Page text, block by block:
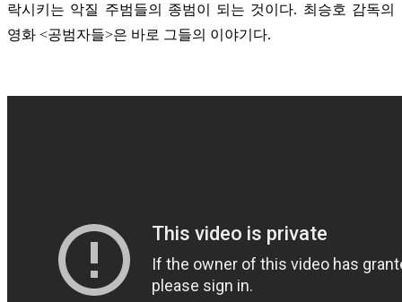
락시키는 악질 주범들의 종범이 되는 것이다. 최승호 감독의
영화 <공범자들>은 바로 그들의 이야기다.